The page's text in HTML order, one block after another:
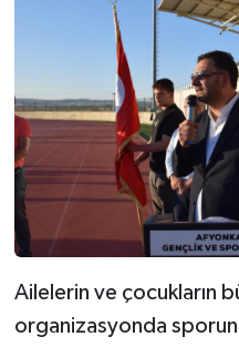
Ailelerin ve çocukların
organizasyonda